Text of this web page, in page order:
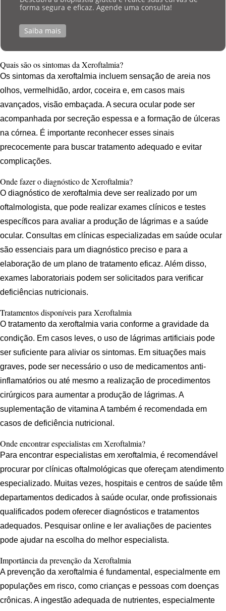
forma segura e eficaz. Agende uma consulta!
Saiba mais
Quais são os sintomas da Xeroftalmia?
Os sintomas da xeroftalmia incluem sensação de areia nos
olhos, vermelhidão, ardor, coceira e, em casos mais
avançados, visão embaçada. A secura ocular pode ser
acompanhada por secreção espessa e a formação de úlceras
na córnea. É importante reconhecer esses sinais
precocemente para buscar tratamento adequado e evitar
complicações.
Onde fazer o diagnóstico de Xeroftalmia?
O diagnóstico de xeroftalmia deve ser realizado por um
oftalmologista, que pode realizar exames clínicos e testes
específicos para avaliar a produção de lágrimas e a saúde
ocular. Consultas em clínicas especializadas em saúde ocular
são essenciais para um diagnóstico preciso e para a
elaboração de um plano de tratamento eficaz. Além disso,
exames laboratoriais podem ser solicitados para verificar
deficiências nutricionais.
Tratamentos disponíveis para Xeroftalmia
O tratamento da xeroftalmia varia conforme a gravidade da
condição. Em casos leves, o uso de lágrimas artificiais pode
ser suficiente para aliviar os sintomas. Em situações mais
graves, pode ser necessário o uso de medicamentos anti-
inflamatórios ou até mesmo a realização de procedimentos
cirúrgicos para aumentar a produção de lágrimas. A
suplementação de vitamina A também é recomendada em
casos de deficiência nutricional.
Onde encontrar especialistas em Xeroftalmia?
Para encontrar especialistas em xeroftalmia, é recomendável
procurar por clínicas oftalmológicas que ofereçam atendimento
especializado. Muitas vezes, hospitais e centros de saúde têm
departamentos dedicados à saúde ocular, onde profissionais
qualificados podem oferecer diagnósticos e tratamentos
adequados. Pesquisar online e ler avaliações de pacientes
pode ajudar na escolha do melhor especialista.
Importância da prevenção da Xeroftalmia
A prevenção da xeroftalmia é fundamental, especialmente em
populações em risco, como crianças e pessoas com doenças
crônicas. A ingestão adequada de nutrientes, especialmente